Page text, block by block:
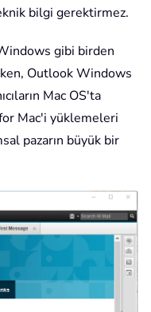
bilgi gerektirmez.
gibi birden
Outlook Windows
Mac OS'ta
Mac'i yüklemeleri
pazarın büyük bir